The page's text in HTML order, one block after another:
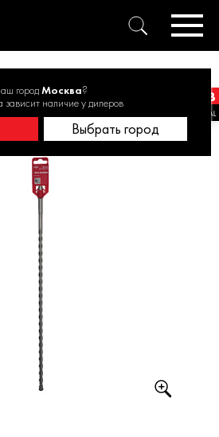
городМосква?
зависит наличие у дилеров
Выбрать город